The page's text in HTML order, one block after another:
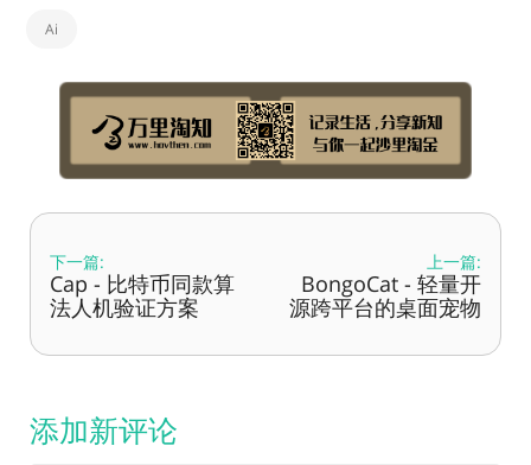
Ai
下一篇:
Cap - 比特币同款算
法人机验证方案
上一篇:
BongoCat - 轻量开
源跨平台的桌面宠物
添加新评论